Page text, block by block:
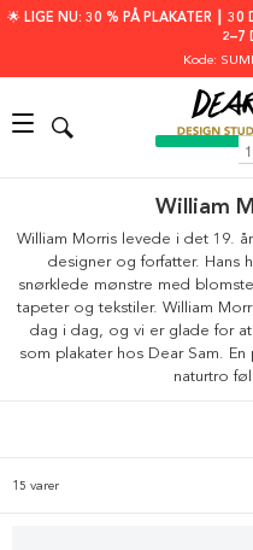
🌟 LIGE NU: 30 % PÅ PLAKATER ┃ 30
2–7
Kode:
William
William Morris levede i det 19.
designer og forfatter. Hans
snørklede mønstre med
tapeter og tekstiler. William
dag i dag, og vi er glade for
som plakater hos Dear Sam.
naturtro
15 varer